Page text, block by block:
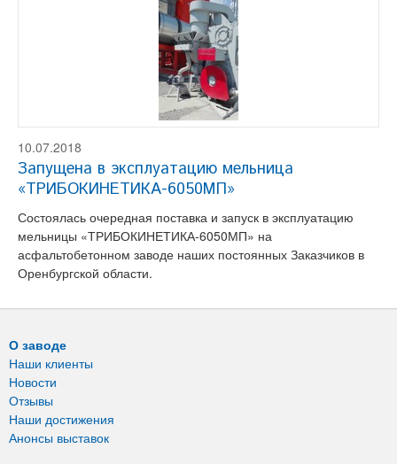
10.07.2018
Запущена в эксплуатацию мельница
«ТРИБОКИНЕТИКА-6050МП»
Состоялась очередная поставка и запуск в эксплуатацию
мельницы «ТРИБОКИНЕТИКА-6050МП» на
асфальтобетонном заводе наших постоянных Заказчиков в
Оренбургской области.
О заводе
Наши клиенты
Новости
Отзывы
Наши достижения
Анонсы выставок